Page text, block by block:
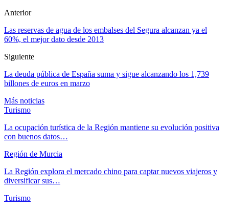
Anterior
Las reservas de agua de los embalses del Segura alcanzan ya el
60%, el mejor dato desde 2013
Siguiente
La deuda pública de España suma y sigue alcanzando los 1,739
billones de euros en marzo
Más noticias
Turismo
La ocupación turística de la Región mantiene su evolución positiva
con buenos datos…
Región de Murcia
La Región explora el mercado chino para captar nuevos viajeros y
diversificar sus…
Turismo